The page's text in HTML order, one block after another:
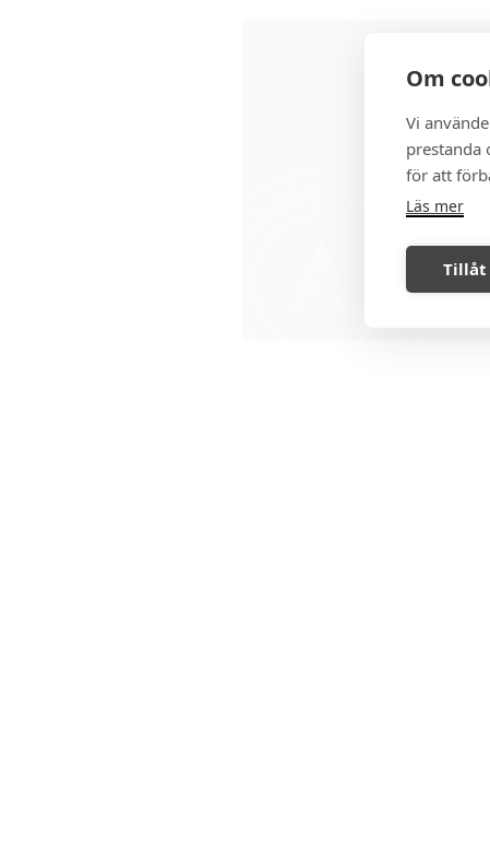
Om
Vi
prestanda
för att
Läs mer
Tillåt
Den här